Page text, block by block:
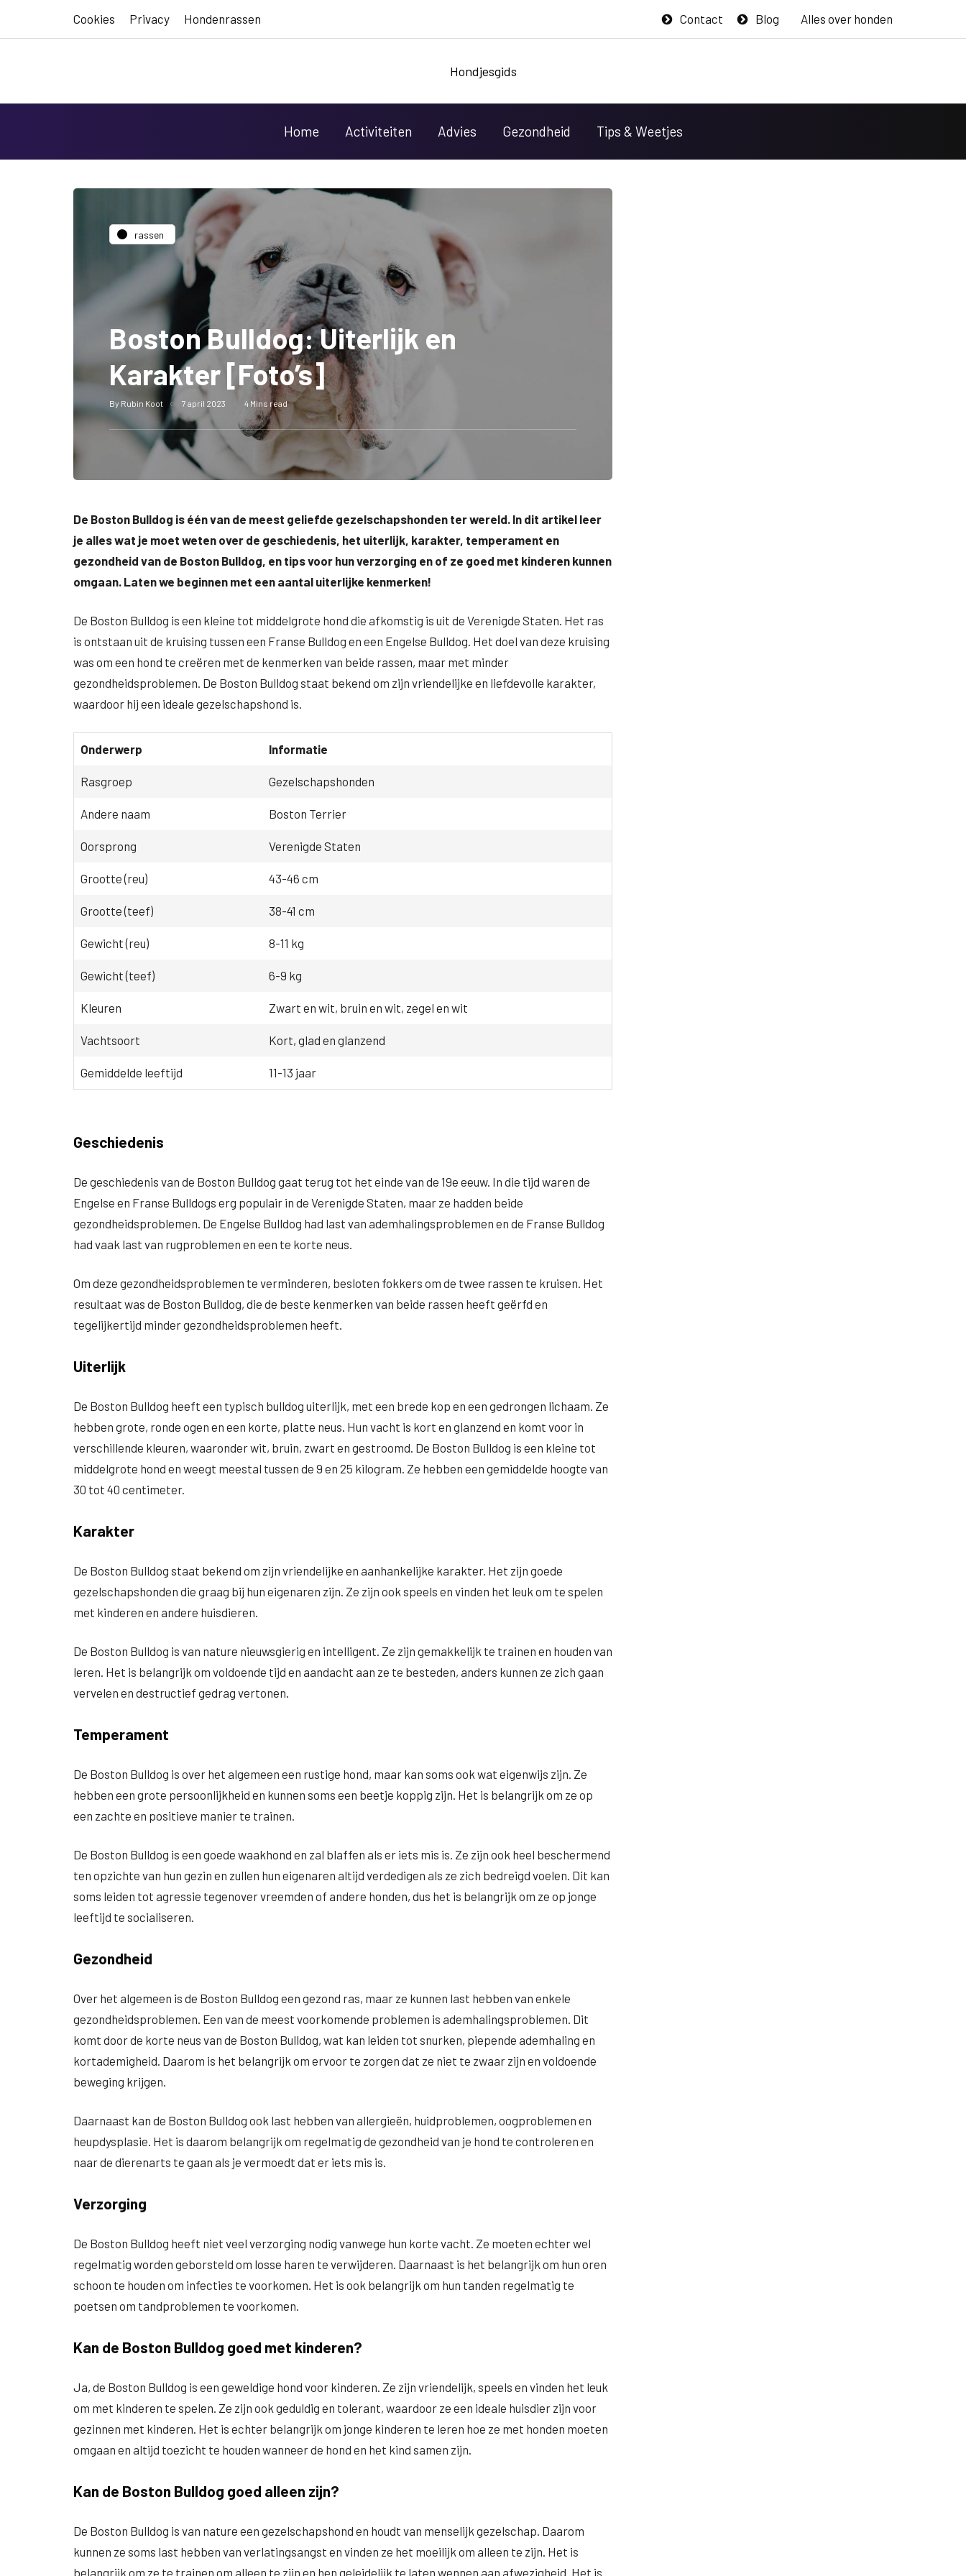
Cookies Privacy Hondenrassen Blog
Contact Alles over honden
Hondjesgids
Home Activiteiten Advies Gezondheid Tips & Weetjes
rassen
Boston Bulldog: Uiterlijk en
Karakter [Foto’s]
By Rubin Koot 7 april 2023 4 Mins read
De Boston Bulldog is één van de meest geliefde gezelschapshonden ter wereld. In dit artikel leer
je alles wat je moet weten over de geschiedenis, het uiterlijk, karakter, temperament en
gezondheid van de Boston Bulldog, en tips voor hun verzorging en of ze goed met kinderen kunnen
omgaan. Laten we beginnen met een aantal uiterlijke kenmerken!
De Boston Bulldog is een kleine tot middelgrote hond die afkomstig is uit de Verenigde Staten. Het ras
is ontstaan uit de kruising tussen een Franse Bulldog en een Engelse Bulldog. Het doel van deze kruising
was om een hond te creëren met de kenmerken van beide rassen, maar met minder
gezondheidsproblemen. De Boston Bulldog staat bekend om zijn vriendelijke en liefdevolle karakter,
waardoor hij een ideale gezelschapshond is.
Onderwerp Informatie
Rasgroep Gezelschapshonden
Andere naam Boston Terrier
Oorsprong Verenigde Staten
Grootte (reu) 43-46 cm
Grootte (teef) 38-41 cm
Gewicht (reu) 8-11 kg
Gewicht (teef) 6-9 kg
Kleuren Zwart en wit, bruin en wit, zegel en wit
Vachtsoort Kort, glad en glanzend
Gemiddelde leeftijd 11-13 jaar
Geschiedenis
De geschiedenis van de Boston Bulldog gaat terug tot het einde van de 19e eeuw. In die tijd waren de
Engelse en Franse Bulldogs erg populair in de Verenigde Staten, maar ze hadden beide
gezondheidsproblemen. De Engelse Bulldog had last van ademhalingsproblemen en de Franse Bulldog
had vaak last van rugproblemen en een te korte neus.
Om deze gezondheidsproblemen te verminderen, besloten fokkers om de twee rassen te kruisen. Het
resultaat was de Boston Bulldog, die de beste kenmerken van beide rassen heeft geërfd en
tegelijkertijd minder gezondheidsproblemen heeft.
Uiterlijk
De Boston Bulldog heeft een typisch bulldog uiterlijk, met een brede kop en een gedrongen lichaam. Ze
hebben grote, ronde ogen en een korte, platte neus. Hun vacht is kort en glanzend en komt voor in
verschillende kleuren, waaronder wit, bruin, zwart en gestroomd. De Boston Bulldog is een kleine tot
middelgrote hond en weegt meestal tussen de 9 en 25 kilogram. Ze hebben een gemiddelde hoogte van
30 tot 40 centimeter.
Karakter
De Boston Bulldog staat bekend om zijn vriendelijke en aanhankelijke karakter. Het zijn goede
gezelschapshonden die graag bij hun eigenaren zijn. Ze zijn ook speels en vinden het leuk om te spelen
met kinderen en andere huisdieren.
De Boston Bulldog is van nature nieuwsgierig en intelligent. Ze zijn gemakkelijk te trainen en houden van
leren. Het is belangrijk om voldoende tijd en aandacht aan ze te besteden, anders kunnen ze zich gaan
vervelen en destructief gedrag vertonen.
Temperament
De Boston Bulldog is over het algemeen een rustige hond, maar kan soms ook wat eigenwijs zijn. Ze
hebben een grote persoonlijkheid en kunnen soms een beetje koppig zijn. Het is belangrijk om ze op
een zachte en positieve manier te trainen.
De Boston Bulldog is een goede waakhond en zal blaffen als er iets mis is. Ze zijn ook heel beschermend
ten opzichte van hun gezin en zullen hun eigenaren altijd verdedigen als ze zich bedreigd voelen. Dit kan
soms leiden tot agressie tegenover vreemden of andere honden, dus het is belangrijk om ze op jonge
leeftijd te socialiseren.
Gezondheid
Over het algemeen is de Boston Bulldog een gezond ras, maar ze kunnen last hebben van enkele
gezondheidsproblemen. Een van de meest voorkomende problemen is ademhalingsproblemen. Dit
komt door de korte neus van de Boston Bulldog, wat kan leiden tot snurken, piepende ademhaling en
kortademigheid. Daarom is het belangrijk om ervoor te zorgen dat ze niet te zwaar zijn en voldoende
beweging krijgen.
Daarnaast kan de Boston Bulldog ook last hebben van allergieën, huidproblemen, oogproblemen en
heupdysplasie. Het is daarom belangrijk om regelmatig de gezondheid van je hond te controleren en
naar de dierenarts te gaan als je vermoedt dat er iets mis is.
Verzorging
De Boston Bulldog heeft niet veel verzorging nodig vanwege hun korte vacht. Ze moeten echter wel
regelmatig worden geborsteld om losse haren te verwijderen. Daarnaast is het belangrijk om hun oren
schoon te houden om infecties te voorkomen. Het is ook belangrijk om hun tanden regelmatig te
poetsen om tandproblemen te voorkomen.
Kan de Boston Bulldog goed met kinderen?
Ja, de Boston Bulldog is een geweldige hond voor kinderen. Ze zijn vriendelijk, speels en vinden het leuk
om met kinderen te spelen. Ze zijn ook geduldig en tolerant, waardoor ze een ideale huisdier zijn voor
gezinnen met kinderen. Het is echter belangrijk om jonge kinderen te leren hoe ze met honden moeten
omgaan en altijd toezicht te houden wanneer de hond en het kind samen zijn.
Kan de Boston Bulldog goed alleen zijn?
De Boston Bulldog is van nature een gezelschapshond en houdt van menselijk gezelschap. Daarom
kunnen ze soms last hebben van verlatingsangst en vinden ze het moeilijk om alleen te zijn. Het is
belangrijk om ze te trainen om alleen te zijn en hen geleidelijk te laten wennen aan afwezigheid. Het is